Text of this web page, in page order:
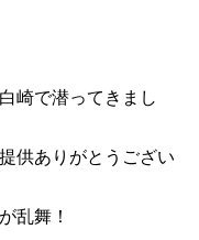
崎で潜ってきまし
供ありがとうござい
乱舞！